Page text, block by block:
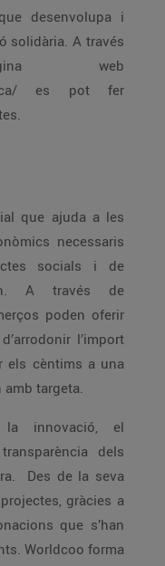
desenvolupa i
web
ca/ es pot fer
que ajuda a les
socials i de
A través de
l’import
els cèntims a una
amb targeta.
innovació, el
dels
gràcies a
que s’han